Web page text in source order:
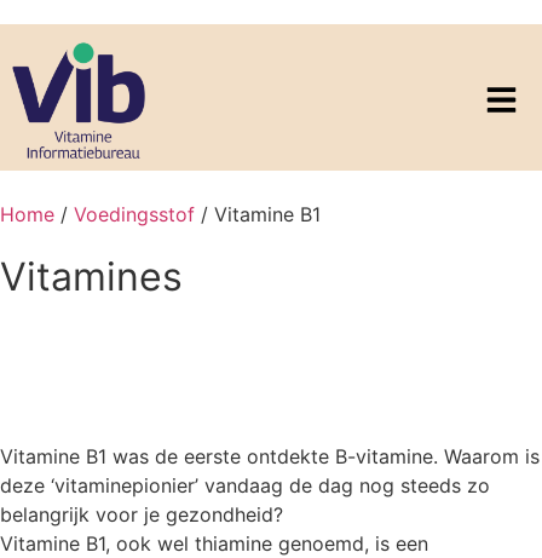
Home / Voedingsstof / Vitamine B1
Vitamines
Vitamine B1 was de eerste ontdekte B-vitamine. Waarom is
deze ‘vitaminepionier’ vandaag de dag nog steeds zo
belangrijk voor je gezondheid?
Vitamine B1, ook wel thiamine genoemd, is een